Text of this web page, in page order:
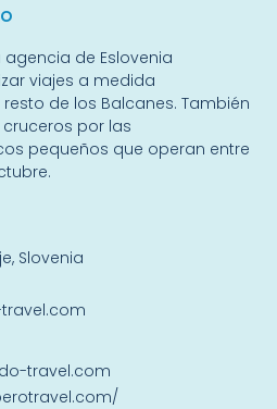
agencia de Eslovenia
viajes a medida
resto de los Balcanes. También
cruceros por las
pequeños que operan entre
Slovenia
travel.com